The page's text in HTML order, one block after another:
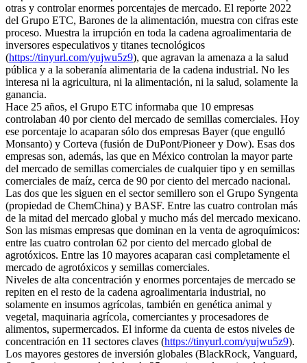
otras y controlar enormes porcentajes de mercado. El reporte 2022
del Grupo ETC, Barones de la alimentación, muestra con cifras este
proceso. Muestra la irrupción en toda la cadena agroalimentaria de
inversores especulativos y titanes tecnológicos
(https://tinyurl.com/yujwu5z9), que agravan la amenaza a la salud
pública y a la soberanía alimentaria de la cadena industrial. No les
interesa ni la agricultura, ni la alimentación, ni la salud, solamente la
ganancia.
Hace 25 años, el Grupo ETC informaba que 10 empresas
controlaban 40 por ciento del mercado de semillas comerciales. Hoy
ese porcentaje lo acaparan sólo dos empresas Bayer (que engulló
Monsanto) y Corteva (fusión de DuPont/Pioneer y Dow). Esas dos
empresas son, además, las que en México controlan la mayor parte
del mercado de semillas comerciales de cualquier tipo y en semillas
comerciales de maíz, cerca de 90 por ciento del mercado nacional.
Las dos que les siguen en el sector semillero son el Grupo Syngenta
(propiedad de ChemChina) y BASF. Entre las cuatro controlan más
de la mitad del mercado global y mucho más del mercado mexicano.
Son las mismas empresas que dominan en la venta de agroquímicos:
entre las cuatro controlan 62 por ciento del mercado global de
agrotóxicos. Entre las 10 mayores acaparan casi completamente el
mercado de agrotóxicos y semillas comerciales.
Niveles de alta concentración y enormes porcentajes de mercado se
repiten en el resto de la cadena agroalimentaria industrial, no
solamente en insumos agrícolas, también en genética animal y
vegetal, maquinaria agrícola, comerciantes y procesadores de
alimentos, supermercados. El informe da cuenta de estos niveles de
concentración en 11 sectores claves (https://tinyurl.com/yujwu5z9).
Los mayores gestores de inversión globales (BlackRock, Vanguard,